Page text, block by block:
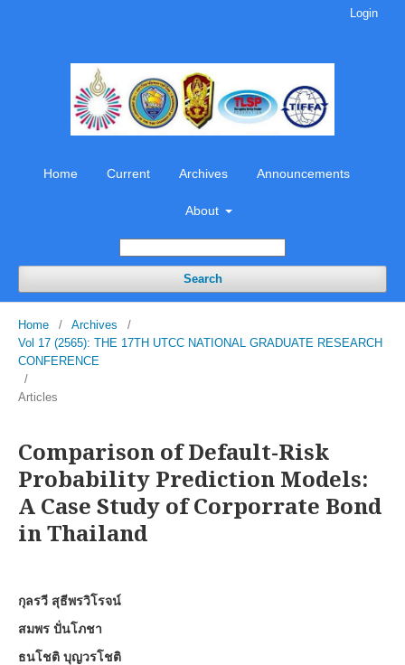
Home Current Archives Announcements
About
Search
Login
Home / Archives
/
Vol 17 (2565): THE 17TH UTCC NATIONAL GRADUATE RESEARCH
CONFERENCE
/
Articles
Comparison of Default-Risk
Probability Prediction Models:
A Case Study of Corporrate Bond
in Thailand
กุลรวี สุธีพรวิโรจน์
สมพร ปั่นโภชา
ธนโชติ บุญวรโชติ